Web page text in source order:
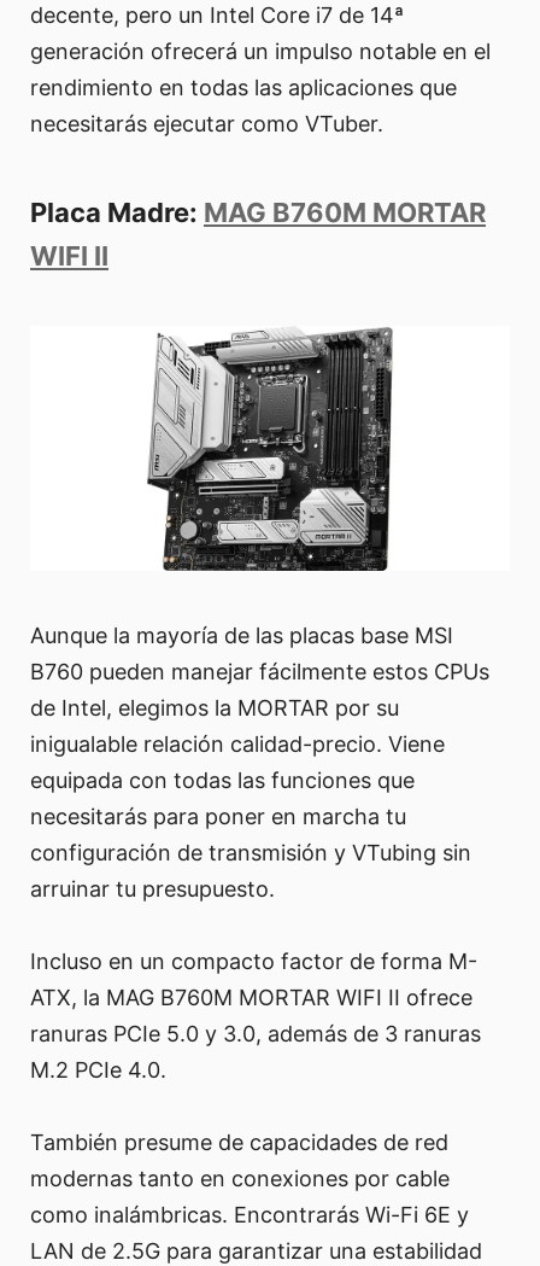
decente, pero un Intel Core i7 de 14ª
generación ofrecerá un impulso notable en el
rendimiento en todas las aplicaciones que
necesitarás ejecutar como VTuber.
Placa Madre: MAG B760M MORTAR
WIFI II
Aunque la mayoría de las placas base MSI
B760 pueden manejar fácilmente estos CPUs
de Intel, elegimos la MORTAR por su
inigualable relación calidad-precio. Viene
equipada con todas las funciones que
necesitarás para poner en marcha tu
configuración de transmisión y VTubing sin
arruinar tu presupuesto.
Incluso en un compacto factor de forma M-
ATX, la MAG B760M MORTAR WIFI II ofrece
ranuras PCIe 5.0 y 3.0, además de 3 ranuras
M.2 PCIe 4.0.
También presume de capacidades de red
modernas tanto en conexiones por cable
como inalámbricas. Encontrarás Wi-Fi 6E y
LAN de 2.5G para garantizar una estabilidad